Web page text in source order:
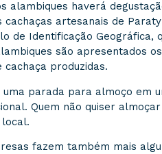
alambiques haverá
cachaças artesanais de
de Identificação Geográfica,
são apresentados
cachaça produzidas.
uma parada para almoço em
Quem não quiser
fazem também mais